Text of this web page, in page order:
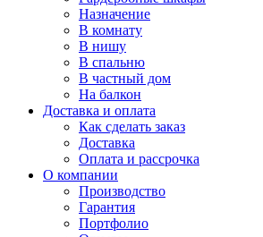
Назначение
В комнату
В нишу
В спальню
В частный дом
На балкон
Доставка и оплата
Как сделать заказ
Доставка
Оплата и рассрочка
О компании
Производство
Гарантия
Портфолио